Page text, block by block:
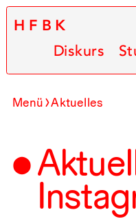
HFBK
Diskurs
Menü Aktuelles